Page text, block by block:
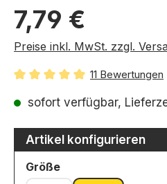
Regulärer Preis:
7,79 €
Preise inkl. MwSt. zzgl.
11 Bewertungen
sofort verfügbar,
Artikel konfigurieren
Größeauswählen